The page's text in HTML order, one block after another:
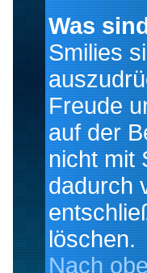
Was
Smilies
Freude
auf der
nicht mit
dadurch
löschen.
Nach